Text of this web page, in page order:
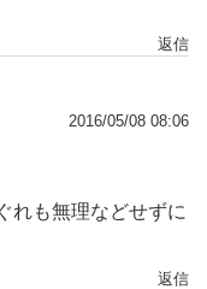
返信
2016/05/08 08:06
れも無理などせずに
返信